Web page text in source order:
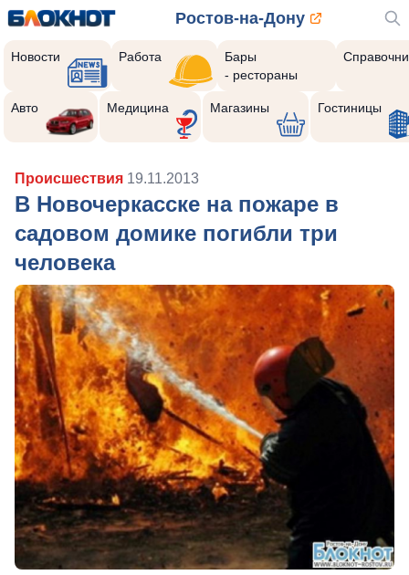
Ростов-на-Дону
Новости Работа
Бары
- рестораны
Авто Медицина Магазины Гостиницы
Происшествия 19.11.2013
В Новочеркасске на пожаре в
садовом домике погибли три
человека